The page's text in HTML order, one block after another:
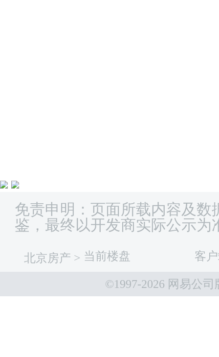
免责申明：页面所载内容及数
鉴，最终以开发商实际公示为
北京房产 > 当前楼盘 客
©1997-2026 网易公